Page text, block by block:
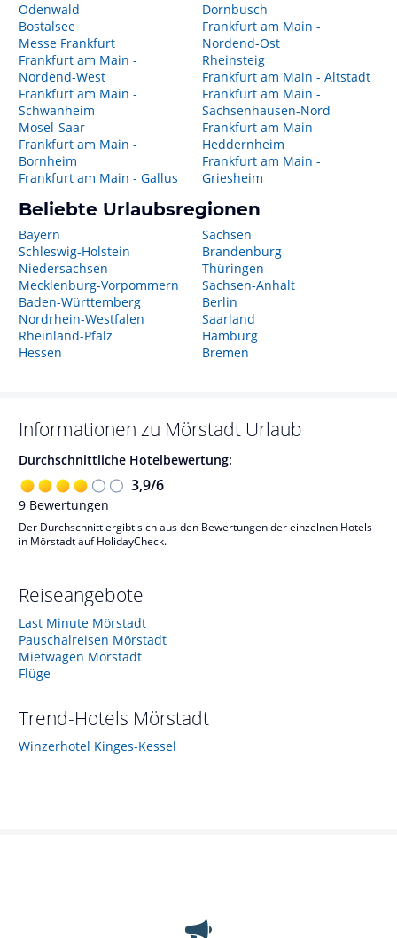
Odenwald
Bostalsee
Messe Frankfurt
Frankfurt am Main -
Nordend-West
Frankfurt am Main -
Schwanheim
Mosel-Saar
Frankfurt am Main -
Bornheim
Frankfurt am Main - Gallus
Dornbusch
Frankfurt am Main -
Nordend-Ost
Rheinsteig
Frankfurt am Main - Altstadt
Frankfurt am Main -
Sachsenhausen-Nord
Frankfurt am Main -
Heddernheim
Frankfurt am Main -
Griesheim
Beliebte Urlaubsregionen
Bayern
Schleswig-Holstein
Niedersachsen
Mecklenburg-Vorpommern
Baden-Württemberg
Nordrhein-Westfalen
Rheinland-Pfalz
Hessen
Sachsen
Brandenburg
Thüringen
Sachsen-Anhalt
Berlin
Saarland
Hamburg
Bremen
Informationen zu Mörstadt Urlaub
Durchschnittliche Hotelbewertung:
3,9/6
9 Bewertungen
Der Durchschnitt ergibt sich aus den Bewertungen der einzelnen Hotels
in Mörstadt auf HolidayCheck.
Reiseangebote
Last Minute Mörstadt
Pauschalreisen Mörstadt
Mietwagen Mörstadt
Flüge
Trend-Hotels Mörstadt
Winzerhotel Kinges-Kessel